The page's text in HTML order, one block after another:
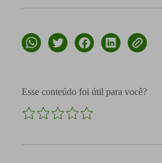
Esse conteúdo foi útil para você?